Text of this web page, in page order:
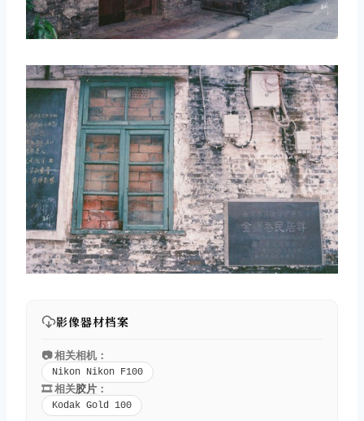
影像器材档案
📷 相关相机：
Nikon Nikon F100
🎞️ 相关胶片 ：
Kodak Gold 100